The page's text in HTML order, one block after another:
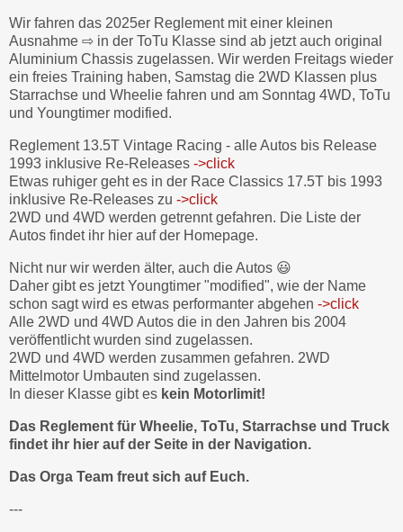
Wir fahren das 2025er Reglement mit einer kleinen
Ausnahme ⇨ in der ToTu Klasse sind ab jetzt auch original
Aluminium Chassis zugelassen. Wir werden Freitags wieder
ein freies Training haben, Samstag die 2WD Klassen plus
Starrachse und Wheelie fahren und am Sonntag 4WD, ToTu
und Youngtimer modified.
Reglement 13.5T Vintage Racing - alle Autos bis Release
1993 inklusive Re-Releases ->click
Etwas ruhiger geht es in der Race Classics 17.5T bis 1993
inklusive Re-Releases zu ->click
2WD und 4WD werden getrennt gefahren. Die Liste der
Autos findet ihr hier auf der Homepage.
Nicht nur wir werden älter, auch die Autos 😃
Daher gibt es jetzt Youngtimer "modified", wie der Name
schon sagt wird es etwas performanter abgehen ->click
Alle 2WD und 4WD Autos die in den Jahren bis 2004
veröffentlicht wurden sind zugelassen.
2WD und 4WD werden zusammen gefahren. 2WD
Mittelmotor Umbauten sind zugelassen.
In dieser Klasse gibt es kein Motorlimit!
Das Reglement für Wheelie, ToTu, Starrachse und Truck
findet ihr hier auf der Seite in der Navigation.
Das Orga Team freut sich auf Euch.
---